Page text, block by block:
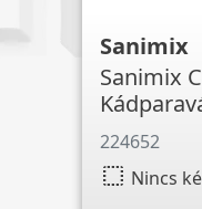
Sanimix
Sanimix
224652
select Nincs